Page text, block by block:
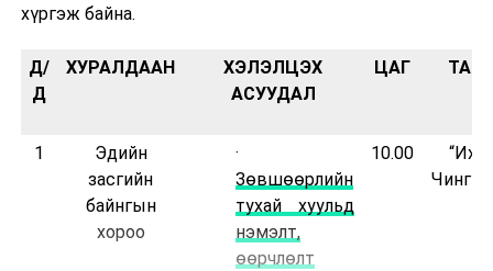
хүргэж байна.
Д/
Д
ХУРАЛДААН
ХЭЛЭЛЦЭХ
АСУУДАЛ
ЦАГ
1
Эдийн
засгийн
байнгын
хороо
·
Зөвшөөрлийн
тухай хуульд
нэмэлт,
өөрчлөлт
10.00
“Их
Чингис